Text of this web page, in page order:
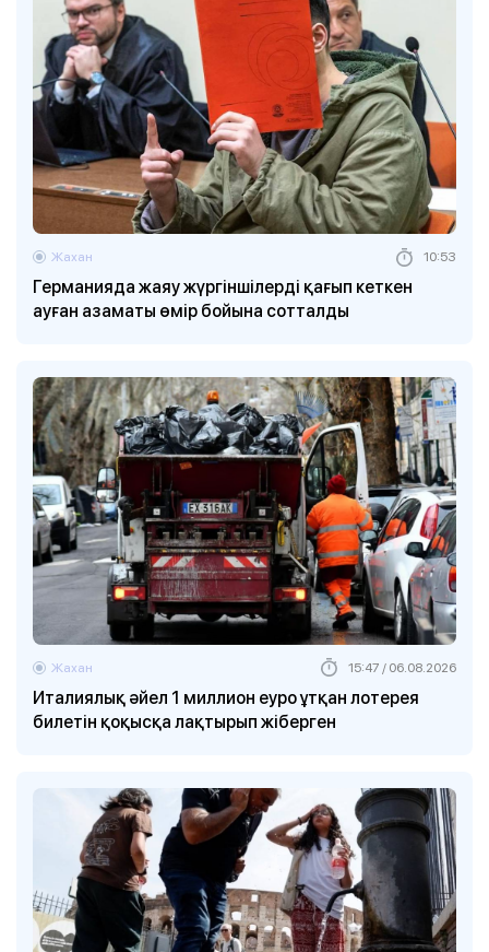
Германияда жаяу жүргіншілерді қағып кеткен
ауған азаматы өмір бойына сотталды
Жахан 10:53
Италиялық әйел 1 миллион еуро ұтқан лотерея
билетін қоқысқа лақтырып жіберген
Жахан 15:47 / 06.08.2026